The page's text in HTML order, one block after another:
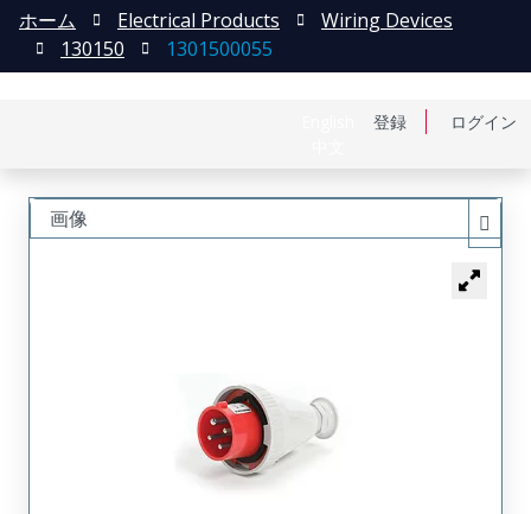
登録 ログイン
ホーム Electrical Products
Wiring Devices
130150
1301500055
画像